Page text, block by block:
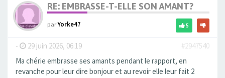
RE: EMBRASSE-T-ELLE SON AMANT?
parYorke47 5
- 29 juin 2026, 06:19
#2947540
Ma chérie embrasse ses amants pendant le rapport, en
revanche pour leur dire bonjour et au revoir elle leur fait 2